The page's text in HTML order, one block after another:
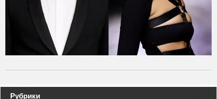
Навигация
Рубрики